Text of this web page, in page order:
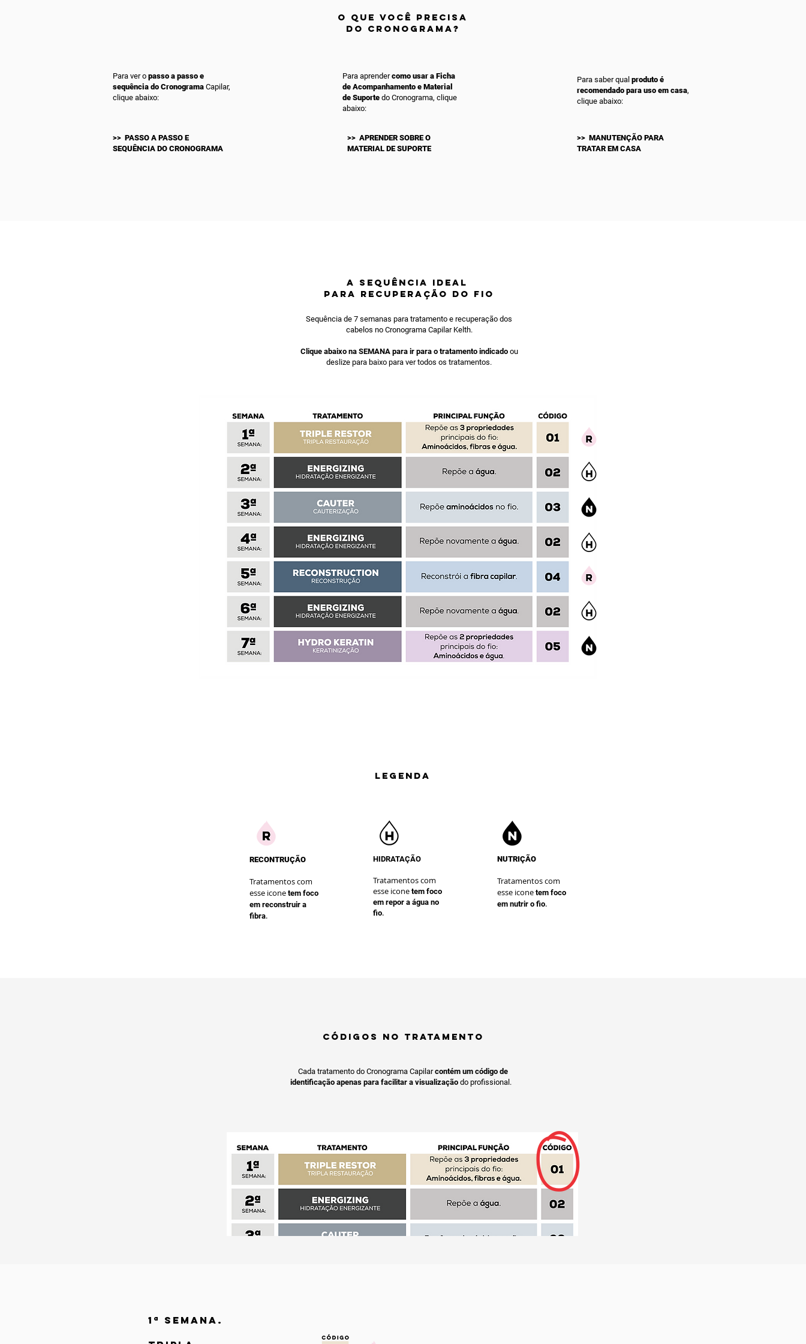
O QUE VOCÊ PRECISA
DO CRONOGRAMA?
Para ver o passo a passo e
sequência do Cronograma Capilar,
clique abaixo:
>> PASSO A PASSO E
SEQUÊNCIA DO CRONOGRAMA
Para aprendercomo usar a Ficha
de Acompanhamento e Material
de Suporte do Cronograma, clique
abaixo:
>> APRENDER SOBRE O
MATERIAL DE SUPORTE
Para saber qual produto é
recomendado para uso em casa,
clique abaixo:
>> MANUTENÇÃO PARA
TRATAR EM CASA
A SEQUÊNCIA IDEAL
PARA RECUPERAÇÃO DO FIo
Sequência de 7 semanas para tratamento e recuperação dos
cabelos no Cronograma Capilar Kelth.
Clique abaixo na SEMANA para ir para o tratamento indicadoou
deslize para baixo para ver todos os tratamentos.
LEGENDA
RECONTRUÇÃO
Tratamentos com
esse icone tem foco
em reconstruir a
fibra.
HIDRATAÇÃO
Tratamentos com
esse icone tem foco
em repor a água no
fio.
NUTRIÇÃO
Tratamentos com
esse icone tem foco
em nutrir o fio.
CÓDIGOS NO TRATAMENTO
Cada tratamento do Cronograma Capilarcontém um código de
identificação apenas para facilitar a visualização do profissional.
1ª SEMANA.